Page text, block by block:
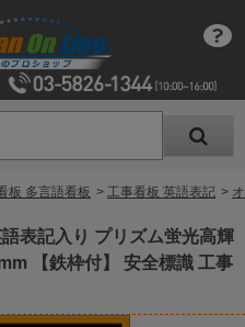
板 多言語看板 > 工事看板 英語表記 >
表記入り プリズム蛍光高輝
【鉄枠付】 安全標識 工事